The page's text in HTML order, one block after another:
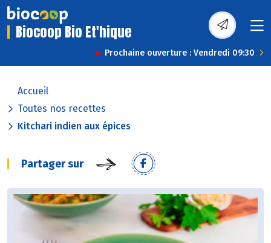
Biocoop Bio Et'hique
Prochaine ouverture : Vendredi 09:30
Accueil
Toutes nos recettes
Kitchari indien aux épices
Partager sur